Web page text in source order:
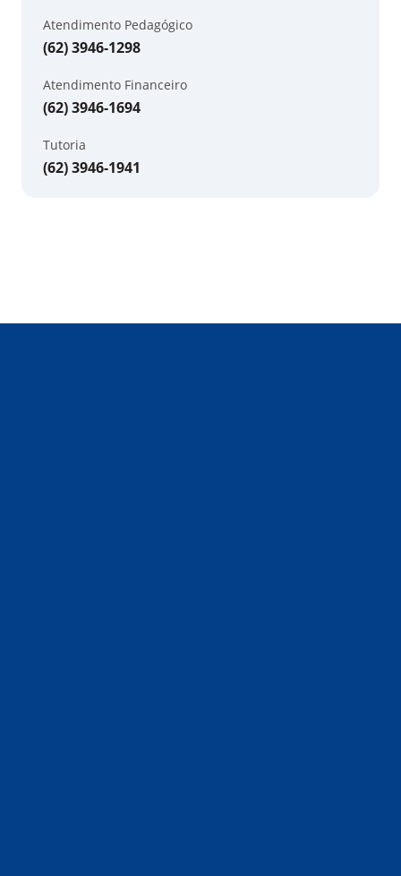
Atendimento Pedagógico
(62) 3946-1298
Atendimento Financeiro
(62) 3946-1694
Tutoria
(62) 3946-1941